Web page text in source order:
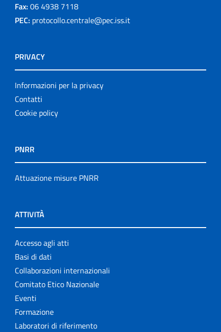
Fax: 06 4938 7118
PEC: protocollo.centrale@pec.iss.it
PRIVACY
Informazioni per la privacy
Contatti
Cookie policy
PNRR
Attuazione misure PNRR
ATTIVITÀ
Accesso agli atti
Basi di dati
Collaborazioni internazionali
Comitato Etico Nazionale
Eventi
Formazione
Laboratori di riferimento